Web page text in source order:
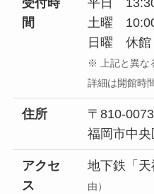
受付時
間
平日
土曜
日曜 休館
※ 上記と異な
詳細は開館時
住所
〒810-0073
福岡市中
アクセ
ス
地下鉄「
由）